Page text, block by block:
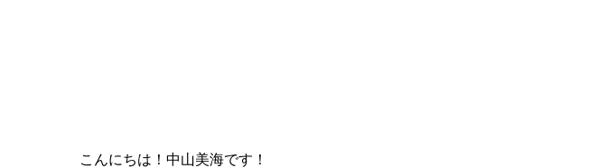
こんにちは！中山美海です！